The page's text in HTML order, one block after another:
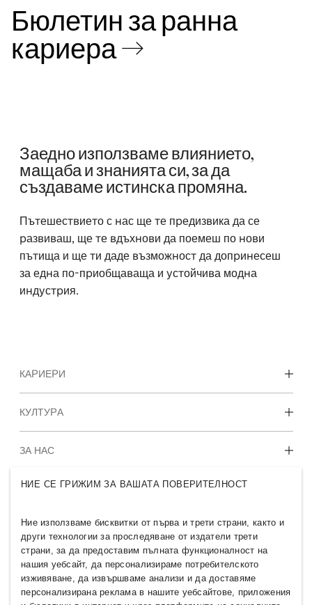
Бюлетин за ранна
кариера →
Заедно използваме влиянието,
мащаба и знанията си, за да
създаваме истинска промяна.
Пътешествието с нас ще те предизвика да се
развиваш, ще те вдъхнови да поемеш по нови
пътища и ще ти даде възможност да допринесеш
за една по-приобщаваща и устойчива модна
индустрия.
КАРИЕРИ
Открийте нашите работни зони
КУЛТУРА
Нашата култура и придобивки
ЗА НАС
Кои сме ние
Приобщаване и многообразие
H&M GROUP
Разгледайте групата
НИЕ СЕ ГРИЖИМ ЗА ВАШАТА ПОВЕРИТЕЛНОСТ
Ние използваме бисквитки от първа и трети страни, както и
други технологии за проследяване от издатели трети
страни, за да предоставим пълната функционалност на
нашия уебсайт, да персонализираме потребителското
изживяване, да извършваме анализи и да доставяме
персонализирана реклама в нашите уебсайтове, приложения